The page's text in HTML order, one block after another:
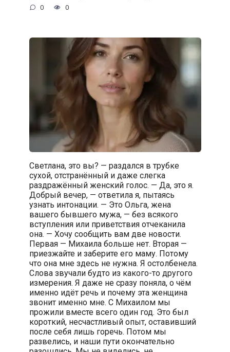
0 0
Светлана, это вы? — раздался в трубке
сухой, отстранённый и даже слегка
раздражённый женский голос. — Да, это я.
Добрый вечер, — ответила я, пытаясь
узнать интонации. — Это Ольга, жена
вашего бывшего мужа, — без всякого
вступления или приветствия отчеканила
она. — Хочу сообщить вам две новости.
Первая — Михаила больше нет. Вторая —
приезжайте и заберите его маму. Потому
что она мне здесь не нужна. Я остолбенела.
Слова звучали будто из какого-то другого
измерения. Я даже не сразу поняла, о чём
именно идёт речь и почему эта женщина
звонит именно мне. С Михаилом мы
прожили вместе всего один год. Это был
короткий, несчастливый опыт, оставивший
после себя лишь горечь. Потом мы
развелись, и наши пути окончательно